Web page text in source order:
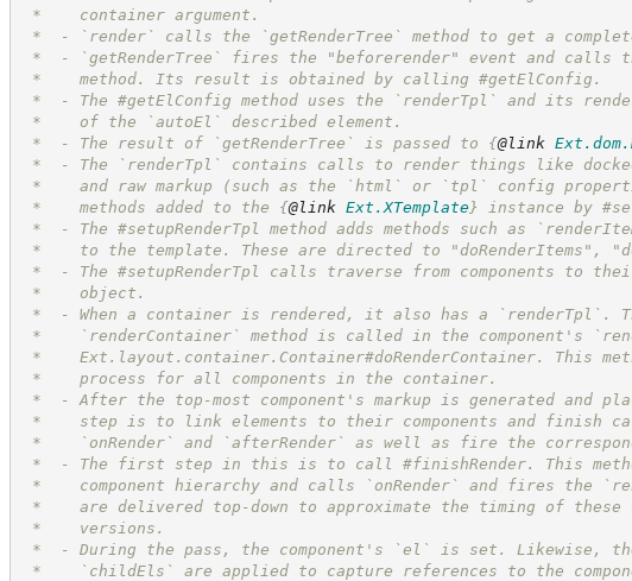
*    container argument.
*  - `render` calls the `getRenderTree` method to get a
*  - `getRenderTree` fires the "beforerender" event and calls
*    method. Its result is obtained by calling #getElConfig.
*  - The #getElConfig method uses the `renderTpl` and its
*    of the `autoEl` described element.
*  - The result of `getRenderTree` is passed to {@link
*  - The `renderTpl` contains calls to render things like
*    and raw markup (such as the `html` or `tpl` config
*    methods added to the {@link Ext.XTemplate} instance by
*  - The #setupRenderTpl method adds methods such as
*    to the template. These are directed to "doRenderItems",
*  - The #setupRenderTpl calls traverse from components to
*    object.
*  - When a container is rendered, it also has a `renderTpl`.
*    `renderContainer` method is called in the component's
*    Ext.layout.container.Container#doRenderContainer. This
*    process for all components in the container.
*  - After the top-most component's markup is generated and
*    step is to link elements to their components and finish
*    `onRender` and `afterRender` as well as fire the
*  - The first step in this is to call #finishRender. This
*    component hierarchy and calls `onRender` and fires the
*    are delivered top-down to approximate the timing of
*    versions.
*  - During the pass, the component's `el` is set. Likewise,
*    `childEls` are applied to capture references to the